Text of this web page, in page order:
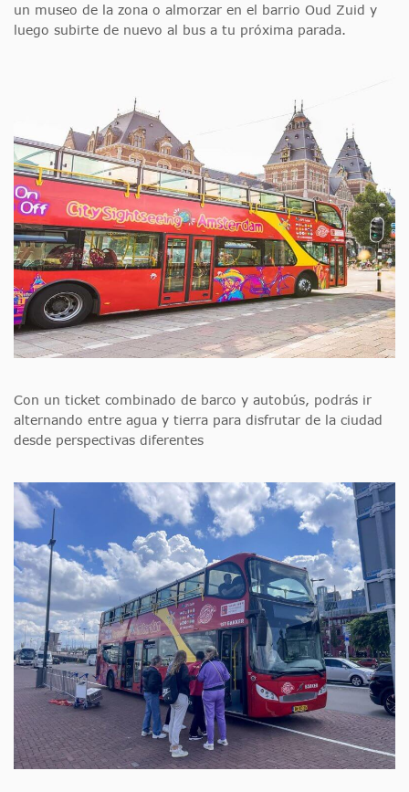
un museo de la zona o almorzar en el barrio Oud Zuid y
luego subirte de nuevo al bus a tu próxima parada.
Con un ticket combinado de barco y autobús, podrás ir
alternando entre agua y tierra para disfrutar de la ciudad
desde perspectivas diferentes